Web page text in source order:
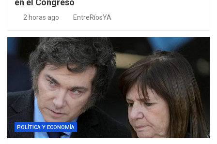
en el Congreso
2 horas ago EntreRíosYA
POLÍTICA Y ECONOMÍA